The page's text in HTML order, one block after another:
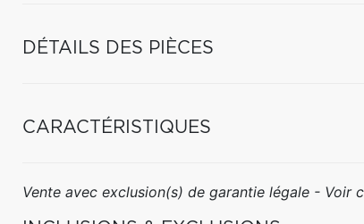
DÉTAILS DES PIÈCES
CARACTÉRISTIQUES
Vente avec exclusion(s) de garantie légale - Voir